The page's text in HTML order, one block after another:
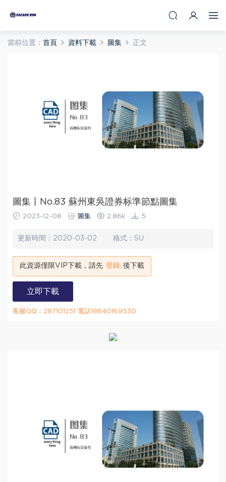
當前位置： 首頁 資料下載 圖集 正文
圖集丨No.83 蘇州東吳證券标準節點圖集
2023-12-08 圖集 2.86k 5
更新時間： 2020-03-02 格式： SU
此資源僅限VIP下載，請先 登錄 後下載
立即下載
客服QQ：287101251 電話18640169530